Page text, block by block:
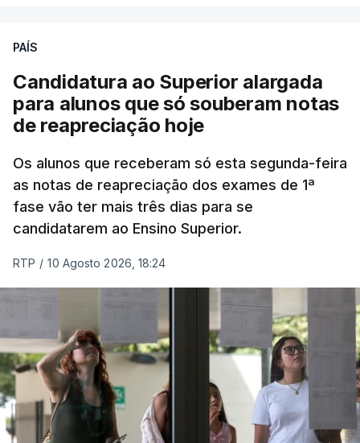
Na cidade de Cali, pelo menos 20 prédios
desabaram, com várias pessoas presas nos
escombros, disse o autarca Alejandro Eder à
agência Reuters.
"Por enquanto, temos pelo menos 20 estruturas
Alejandro Eder à rádio X, acrescentando que pediu
ajuda aos autarcas de Bogotá e de Medellín, a
segunda maior cidade do país, para o envio de
equipas de resgate.
Em Bogotá, vários edifícios residenciais estão a ser
evacuados.
#SismosColombiaSGCEvento Sísmico - Boletín
PAÍS
Candidatura ao Superior alargada
para alunos que só souberam notas
de reapreciação hoje
Os alunos que receberam só esta segunda-feira
as notas de reapreciação dos exames de 1ª
fase vão ter mais três dias para se
candidatarem ao Ensino Superior.
RTP / 10 Agosto 2026, 18:24